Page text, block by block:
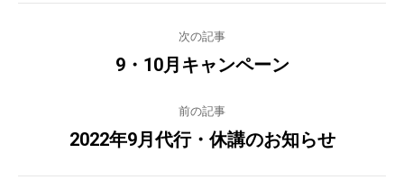
navigation
次の記事
Previous
9・10月キャンペーン
前の記事
Next
2022年9月代行・休講のお知らせ